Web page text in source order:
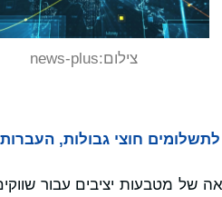
צילום:news-plus
חוצי גבולות, העברות
של מטבעות יציבים עבור